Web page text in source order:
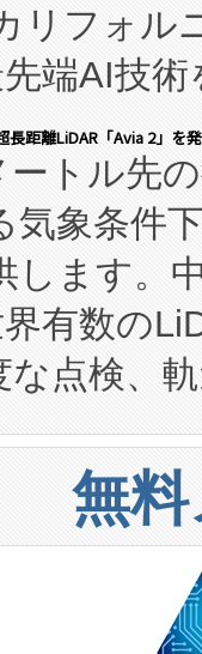
チェーン
高く、持
た現地生
負担を大
拡大する
設設計・
よび知的
カリキュ
階におけ
上げ調整
バイオ
いて、自
リフォル
端AI技術
ド：本社
、エンタ
日本にあ
ステム（
搭載プラ
用に至る
保する事
センター
担をかけ
いう課題
、ピーク
距離LiDAR「Avia 2」を
ートル先
気象条件
します。
有数の
点検、
ルク材
2」を発
メート
替えるこ
細かな対
無